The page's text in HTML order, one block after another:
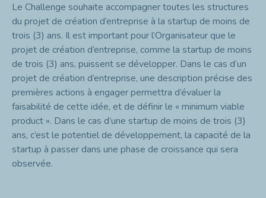
Le Challenge souhaite accompagner toutes les structures
du projet de création d’entreprise à la startup de moins de
trois (3) ans. Il est important pour l’Organisateur que le
projet de création d’entreprise, comme la startup de moins
de trois (3) ans, puissent se développer. Dans le cas d’un
projet de création d’entreprise, une description précise des
premières actions à engager permettra d’évaluer la
faisabilité de cette idée, et de définir le « minimum viable
product ». Dans le cas d’une startup de moins de trois (3)
ans, c’est le potentiel de développement, la capacité de la
startup à passer dans une phase de croissance qui sera
observée.